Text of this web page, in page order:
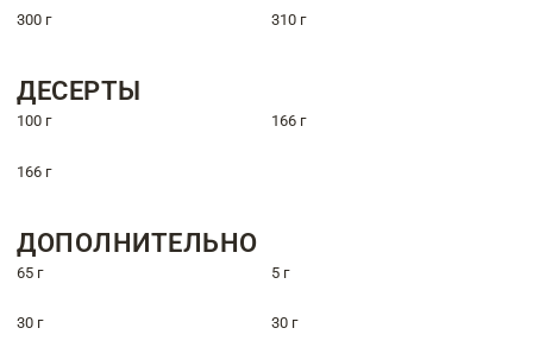
300 г 310 г
ДЕСЕРТЫ
100 г 166 г
166 г
ДОПОЛНИТЕЛЬНО
65 г 5 г
30 г 30 г